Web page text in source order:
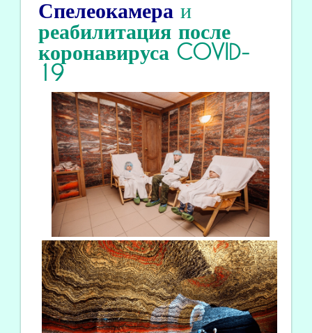
Спелеокамера и
реабилитацияпосле
коронавируса COVID-
19